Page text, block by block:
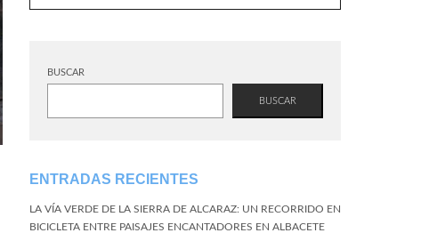
BUSCAR
BUSCAR
ENTRADAS RECIENTES
LA VÍA VERDE DE LA SIERRA DE ALCARAZ: UN RECORRIDO EN
BICICLETA ENTRE PAISAJES ENCANTADORES EN ALBACETE